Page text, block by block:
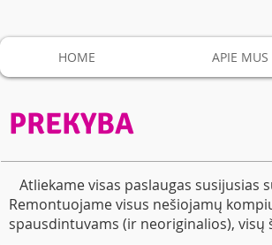
HOME APIE MUS
PREKYBA
Atliekame visas paslaugas
Remontuojame visus nešiojamų
spausdintuvams (ir neoriginalios),